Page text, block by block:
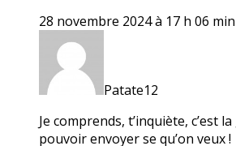
28 novembre 2024 à 17 h 06 min
Patate12
Je comprends, t’inquiète, c’est
pouvoir envoyer se qu’on veux !